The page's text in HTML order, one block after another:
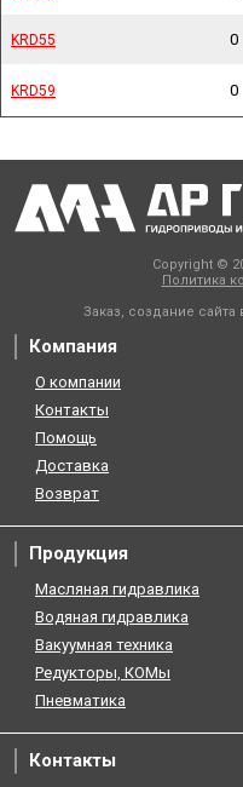
KRD55 0
KRD59 0
KRD55
KRD59
Copyright ©
Политика
Заказ, создание сайта
Компания
О компании
Контакты
Помощь
Доставка
Возврат
Продукция
Масляная гидравлика
Водяная гидравлика
Вакуумная техника
Редукторы, КОМы
Пневматика
Контакты